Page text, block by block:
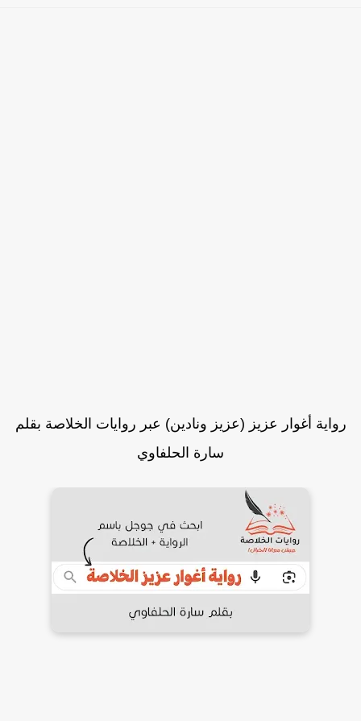
رواية أغوار عزيز (عزيز ونادين) عبر روايات الخلاصة بقلم
سارة الحلفاوي